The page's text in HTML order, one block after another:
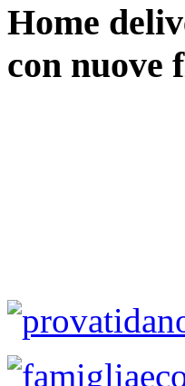
Home
con nuove